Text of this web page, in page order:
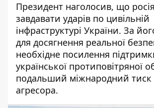
Президент наголосив, що
завдавати ударів по цивільній
інфраструктурі України. За
для досягнення реальної
необхідне посилення
української протиповітряної
подальший міжнародний тиск
агресора.